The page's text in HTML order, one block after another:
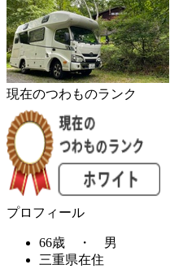
現在のつわものランク
プロフィール
66歳 ・ 男
三重県在住